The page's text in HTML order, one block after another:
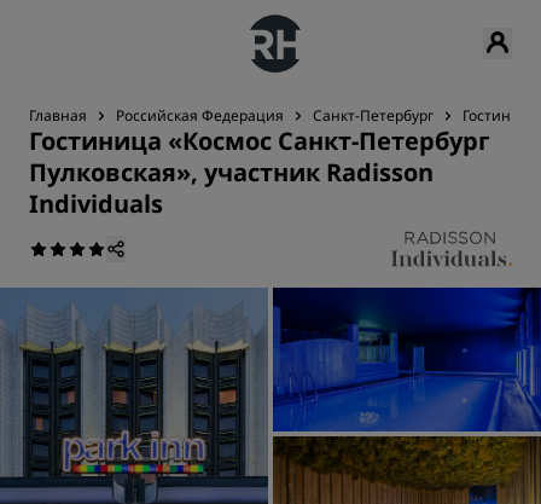
Главная Российская Федерация Санкт-Петербург
Гостиница «Космос Санкт-Петербург
Пулковская», участник Radisson
Individuals